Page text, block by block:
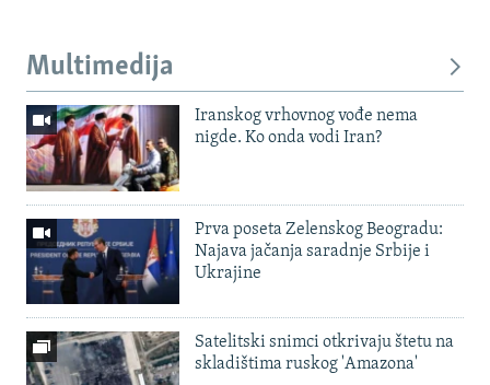
Multimedija
Iranskog vrhovnog vođe nema
nigde. Ko onda vodi Iran?
Prva poseta Zelenskog Beogradu:
Najava jačanja saradnje Srbije i
Ukrajine
Satelitski snimci otkrivaju štetu na
skladištima ruskog 'Amazona'